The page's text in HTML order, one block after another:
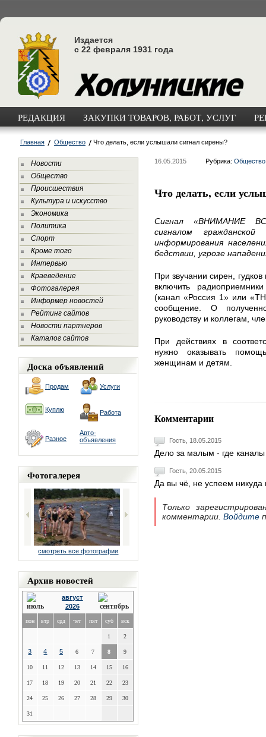
Издается
с 22 февраля 1931 года
РЕДАКЦИЯ ЗАКУПКИ ТОВАРОВ, РАБОТ, УСЛУГ
Главная Общество Что делать, если услышали сигнал сирены?
Новости
Общество
Происшествия
Культура и искусство
Экономика
Политика
Спорт
Кроме того
Интервью
Краеведение
Фотогалерея
Информер новостей
Рейтинг сайтов
Новости партнеров
Каталог сайтов
Доска объявлений
Продам Услуги
Куплю Работа
Разное
Авто-
объявления
Фотогалерея
смотреть все фотографии
Архив новостей
август
2026
пон втр срд чет пят суб вск
1 2
3 4 5 6 7 8 9
10 11 12 13 14 15 16
17 18 19 20 21 22 23
24 25 26 27 28 29 30
31
16.05.2015 Рубрика: Общество
Что делать, если
Сигнал «ВНИМАНИЕ
сигналом
информирования
бедствии, угрозе
При звучании сирен,
включить
(канал «Россия 1» или
сообщение. О
руководству и коллегам,
При действиях в
нужно оказывать
женщинам и детям.
Комментарии
Гость, 18.05.2015
Дело за малым - где каналы
Гость, 20.05.2015
Да вы чё, не успеем
Только
комментарии. Войдите